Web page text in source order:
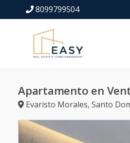
8099799504
Apartamento en
Evaristo Morales, Santo